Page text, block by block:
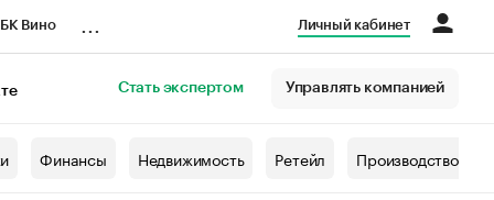
Вино Личный кабинет
Стать экспертом Управлять компанией
Финансы Недвижимость Ретейл Производство